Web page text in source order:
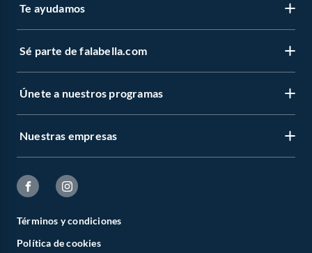
Te ayudamos
Sé parte de falabella.com
Únete a nuestros programas
Nuestras empresas
Términos y condiciones
Política de cookies